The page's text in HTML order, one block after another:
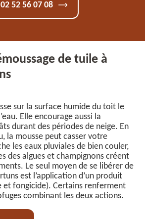
02 52 56 07 08
de tuile à
sur la surface humide du toit le
Elle encourage aussi la
durant des périodes de neige. En
la mousse peut casser votre
les eaux pluviales de bien couler,
des algues et champignons créent
Le seul moyen de se libérer de
est l’application d’un produit
et fongicide). Certains renferment
combinant les deux actions.